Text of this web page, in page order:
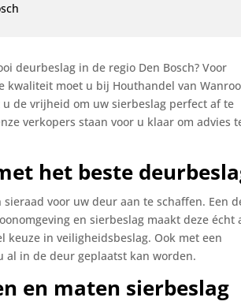
deurbeslag in de regio Den Bosch? Voor
kwaliteit moet u bij Houthandel van
de vrijheid om uw sierbeslag perfect af te
verkopers staan voor u klaar om advies
het beste
voor uw deur aan te schaffen. Een
en sierbeslag maakt deze écht
keuze in veiligheidsbeslag. Ook met een
in de deur geplaatst kan worden.
en maten sierbeslag